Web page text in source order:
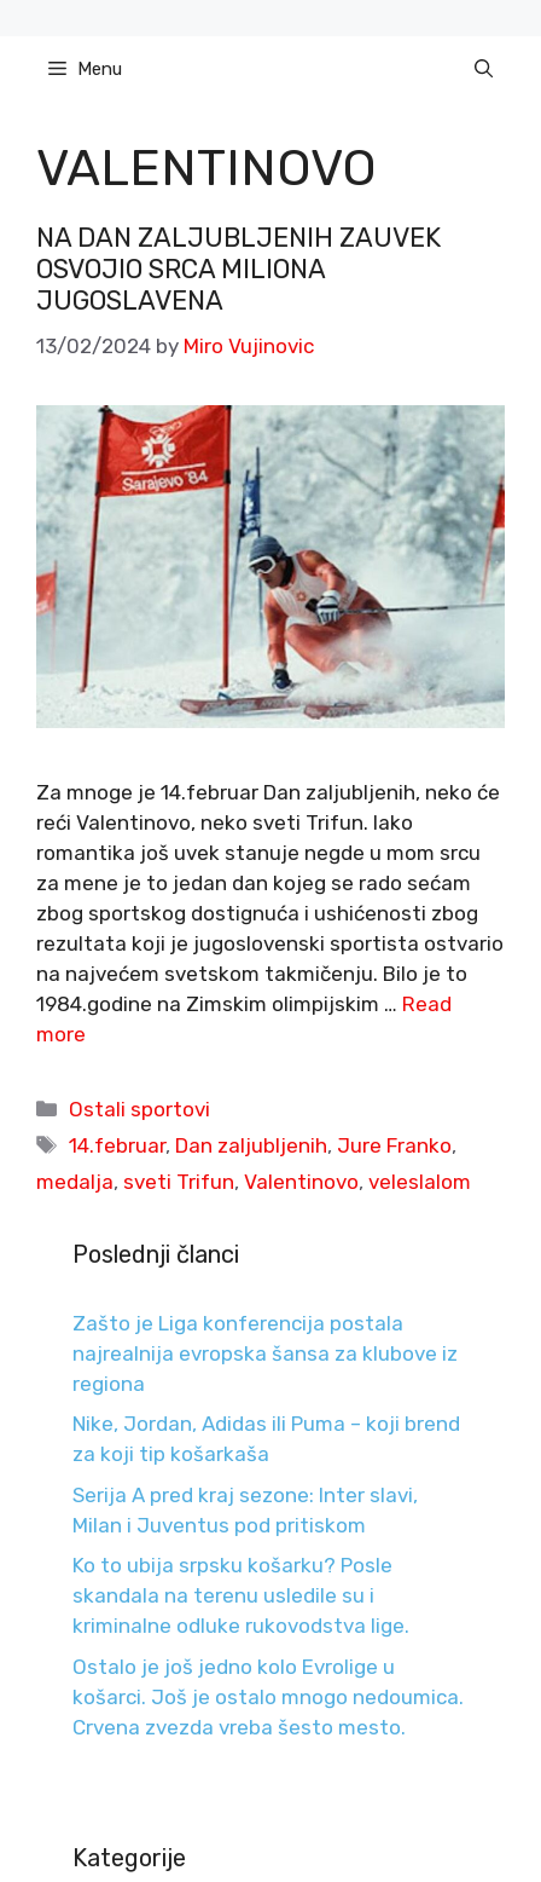
content Menu
VALENTINOVO
NA DAN ZALJUBLJENIH ZAUVEK
OSVOJIO SRCA MILIONA
JUGOSLAVENA
13/02/2024 by Miro Vujinovic
Za mnoge je 14.februar Dan zaljubljenih, neko će
reći Valentinovo, neko sveti Trifun. Iako
romantika još uvek stanuje negde u mom srcu
za mene je to jedan dan kojeg se rado sećam
zbog sportskog dostignuća i ushićenosti zbog
rezultata koji je jugoslovenski sportista ostvario
na najvećem svetskom takmičenju. Bilo je to
1984.godine na Zimskim olimpijskim … Read
more
Categories
Ostali sportovi
Tags
14.februar, Dan zaljubljenih, Jure Franko,
medalja, sveti Trifun, Valentinovo, veleslalom
Poslednji članci
Zašto je Liga konferencija postala
najrealnija evropska šansa za klubove iz
regiona
Nike, Jordan, Adidas ili Puma – koji brend
za koji tip košarkaša
Serija A pred kraj sezone: Inter slavi,
Milan i Juventus pod pritiskom
Ko to ubija srpsku košarku? Posle
skandala na terenu usledile su i
kriminalne odluke rukovodstva lige.
Ostalo je još jedno kolo Evrolige u
košarci. Još je ostalo mnogo nedoumica.
Crvena zvezda vreba šesto mesto.
Kategorije